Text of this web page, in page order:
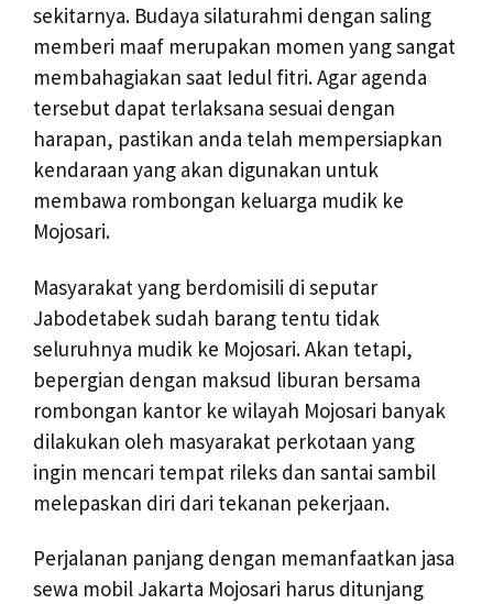
sekitarnya. Budaya silaturahmi dengan saling
memberi maaf merupakan momen yang sangat
membahagiakan saat Iedul fitri. Agar agenda
tersebut dapat terlaksana sesuai dengan
harapan, pastikan anda telah mempersiapkan
kendaraan yang akan digunakan untuk
membawa rombongan keluarga mudik ke
Mojosari.
Masyarakat yang berdomisili di seputar
Jabodetabek sudah barang tentu tidak
seluruhnya mudik ke Mojosari. Akan tetapi,
bepergian dengan maksud liburan bersama
rombongan kantor ke wilayah Mojosari banyak
dilakukan oleh masyarakat perkotaan yang
ingin mencari tempat rileks dan santai sambil
melepaskan diri dari tekanan pekerjaan.
Perjalanan panjang dengan memanfaatkan jasa
sewa mobil Jakarta Mojosari harus ditunjang